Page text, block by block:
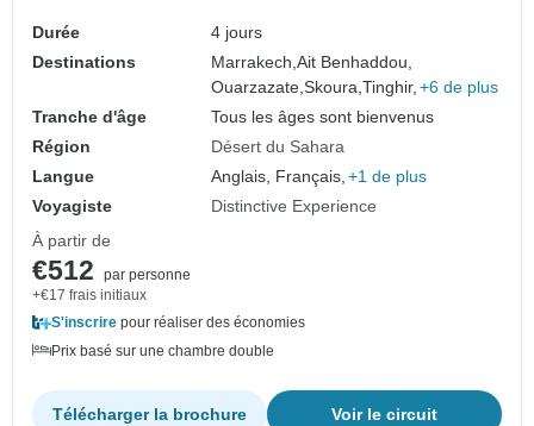
Durée
4 jours
Destinations
Marrakech,Ait Benhaddou,
Ouarzazate,Skoura,Tinghir, +6 de plus
Tranche d'âge
Tous les âges sont bienvenus
Région
Désert du Sahara
Langue
Anglais, Français, +1 de plus
Voyagiste
Distinctive Experience
À partir de
€512
par personne
+€17 frais initiaux
S'inscrire pour réaliser des économies
Prix basé sur une chambre double
Voir le circuit
Télécharger la brochure